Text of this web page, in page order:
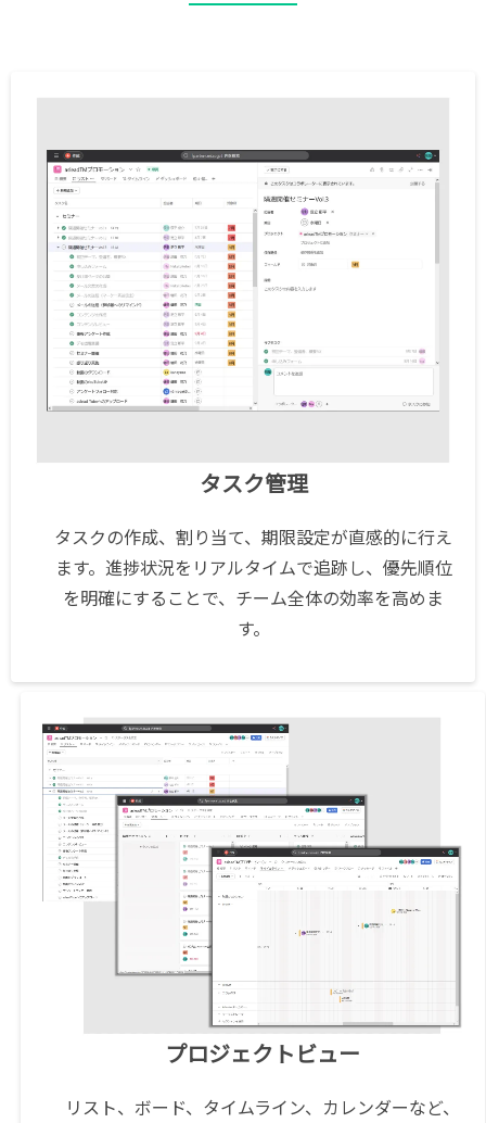
タスク管理
タスクの作成、割り当て、期限設定が直感的に行え
ます。進捗状況をリアルタイムで追跡し、優先順位
を明確にすることで、チーム全体の効率を高めま
す。
プロジェクトビュー
リスト、ボード、タイムライン、カレンダーなど、